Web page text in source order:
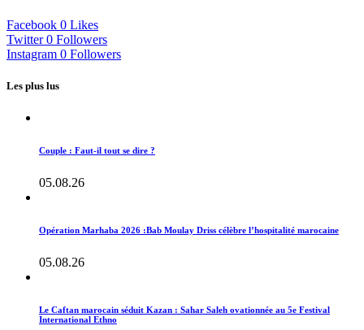
Facebook 0 Likes
Twitter 0 Followers
Instagram 0 Followers
Les plus lus
Couple : Faut-il tout se dire ?
05.08.26
Opération Marhaba 2026 :Bab Moulay Driss célèbre l’hospitalité marocaine
05.08.26
Le Caftan marocain séduit Kazan : Sahar Saleh ovationnée au 5e Festival
International Ethno